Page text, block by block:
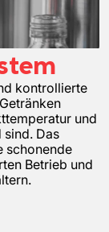
kontrollierte
und
sind. Das
schonende
Betrieb und